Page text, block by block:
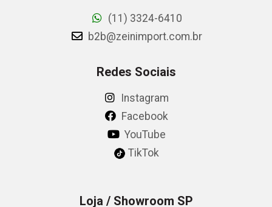
(11) 3324-6410
b2b@zeinimport.com.br
Redes Sociais
Instagram
Facebook
YouTube
TikTok
Loja / Showroom SP